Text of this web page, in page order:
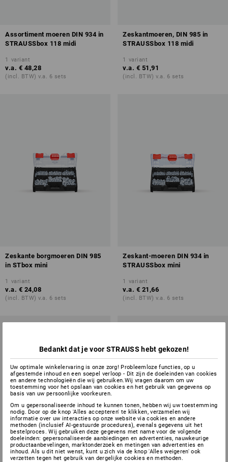
Assortiment moeren DIN 934 in
STRAUSSbox 118 midi
1 variant
v.a. € 48,28
(incl. BTW) v.a. 6 sets
Zeskantmoeren, DIN 985 in
STRAUSSbox 118 midi
1 variant
v.a. € 51,91
(incl. BTW) v.a. 6 sets
Zeskante borgmoeren DIN 985
in STbox mini
1 variant
v.a. € 24,08
(incl. BTW) v.a. 6 sets
Zeskant-moeren DIN 934 in
STRAUSSbox mini
1 variant
v.a. € 21,66
(incl. BTW) v.a. 6 sets
Bedankt dat je voor STRAUSS hebt gekozen!
Uw optimale winkelervaring is onze zorg! Probleemloze functies, op u
afgestemde inhoud en een soepel verloop - Dit zijn de doeleinden van cookies
en andere technologieën die wij gebruiken.Wij vragen daarom om uw
toestemming voor het opslaan van cookies en het gebruik van gegevens op
basis van uw persoonlijke voorkeuren.
Om u gepersonaliseerde inhoud te kunnen tonen, hebben wij uw toestemming
nodig. Door op de knop 'Alles accepteren' te klikken, verzamelen wij
informatie over uw interacties op onze website via cookies en andere
methoden (inclusief AI-gestuurde procedures), evenals gegevens uit het
bestelproces. Wij gebruiken deze gegevens met name voor de volgende
doeleinden: gepersonaliseerde aanbiedingen en advertenties, nauwkeurige
productaanbevelingen, marktonderzoek en metingen van advertenties en
inhoud. Als u dit niet wenst, kunt u zich via de knop 'Alles weigeren' ook
verzetten tegen het gebruik van dergelijke cookies en methoden.